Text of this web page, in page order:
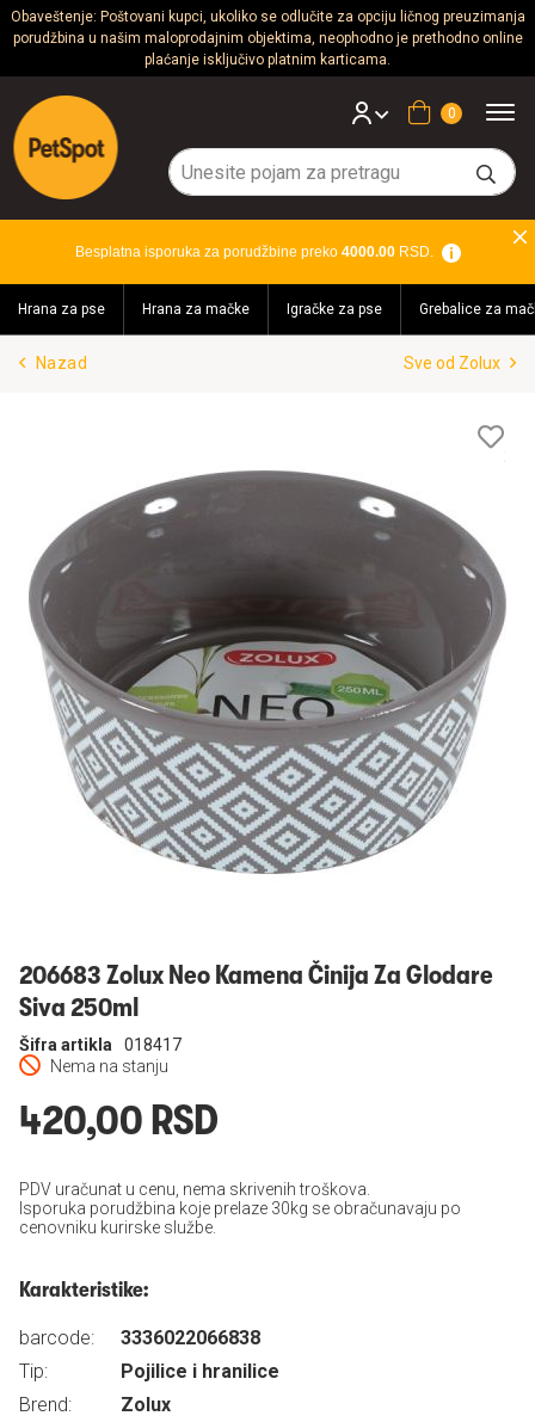
Obaveštenje: Poštovani kupci, ukoliko se odlučite za opciju ličnog preuzimanja
porudžbina u našim maloprodajnim objektima, neophodno je prethodno online
plaćanje isključivo platnim karticama.
Psi
Mačke
Glodari
Akvaristika
Teraristika
Brendovi
Akcija!
Prijavi se
Korpa
Besplatna isporuka za porudžbine preko 4000.00RSD.
Hrana za pse Hrana za mačke Igračke za pse Grebalice za
Nazad Sve od Zolux
206683 Zolux Neo Kamena Činija Za Glodare
Siva 250ml
Nema na stanju
Šifra artikla 018417
420,00 RSD
PDV uračunat u cenu, nema skrivenih troškova.
Isporuka porudžbina koje prelaze 30kg se obračunavaju po
cenovniku kurirske službe.
Karakteristike:
barcode:
3336022066838
Tip:
Pojilice i hranilice
Brend:
Zolux